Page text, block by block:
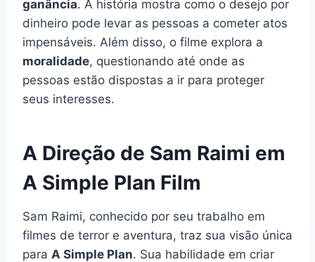
ganância. A história mostra como o desejo por
dinheiro pode levar as pessoas a cometer atos
impensáveis. Além disso, o filme explora a
moralidade, questionando até onde as
pessoas estão dispostas a ir para proteger
seus interesses.
A Direção de Sam Raimi em
A Simple Plan Film
Sam Raimi, conhecido por seu trabalho em
filmes de terror e aventura, traz sua visão única
para A Simple Plan. Sua habilidade em criar